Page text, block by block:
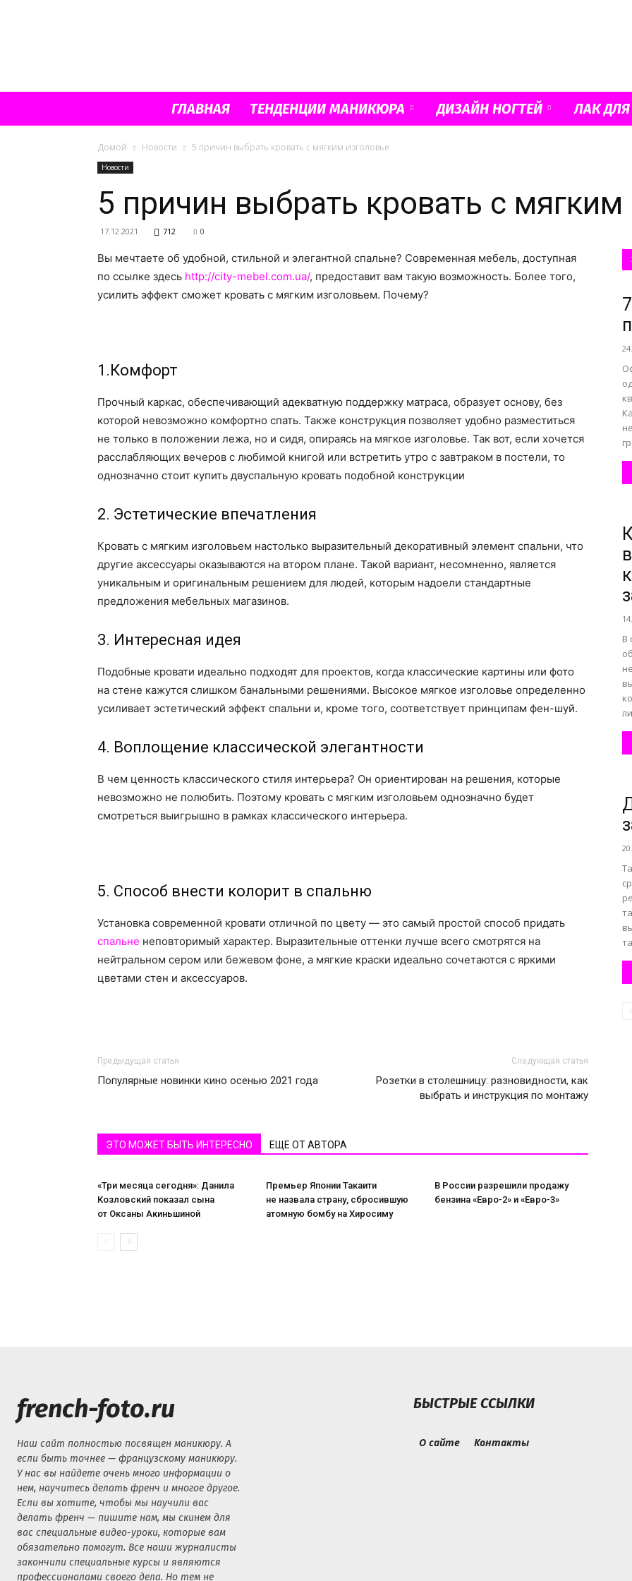
Французский
и
о
нем
ГЛАВНАЯ ТЕНДЕНЦИИ МАНИКЮРА ДИЗАЙН НОГТЕЙ ЛАК
Домой Новости 5 причин выбрать кровать с мягким изголовье
Новости
5 причин выбрать кровать с мягким
17.12.2021 712 0
Вы мечтаете об удобной, стильной и элегантной спальне? Современная мебель, доступная
по ссылке здесь http://city-mebel.com.ua/, предоставит вам такую возможность. Более того,
усилить эффект сможет кровать с мягким изголовьем. Почему?
1.Комфорт
Прочный каркас, обеспечивающий адекватную поддержку матраса, образует основу, без
которой невозможно комфортно спать. Также конструкция позволяет удобно разместиться
не только в положении лежа, но и сидя, опираясь на мягкое изголовье. Так вот, если хочется
расслабляющих вечеров с любимой книгой или встретить утро с завтраком в постели, то
однозначно стоит купить двуспальную кровать подобной конструкции
2. Эстетические впечатления
Кровать с мягким изголовьем настолько выразительный декоративный элемент спальни, что
другие аксессуары оказываются на втором плане. Такой вариант, несомненно, является
уникальным и оригинальным решением для людей, которым надоели стандартные
предложения мебельных магазинов.
3. Интересная идея
Подобные кровати идеально подходят для проектов, когда классические картины или фото
на стене кажутся слишком банальными решениями. Высокое мягкое изголовье определенно
усиливает эстетический эффект спальни и, кроме того, соответствует принципам фен-шуй.
4. Воплощение классической элегантности
В чем ценность классического стиля интерьера? Он ориентирован на решения, которые
невозможно не полюбить. Поэтому кровать с мягким изголовьем однозначно будет
смотреться выигрышно в рамках классического интерьера.
5. Способ внести колорит в спальню
Установка современной кровати отличной по цвету — это самый простой способ придать
спальне неповторимый характер. Выразительные оттенки лучше всего смотрятся на
нейтральном сером или бежевом фоне, а мягкие краски идеально сочетаются с яркими
цветами стен и аксессуаров.
Предыдущая статья
Популярные новинки кино осенью 2021 года
Следующая статья
Розетки в столешницу: разновидности, как
выбрать и инструкция по монтажу
ЭТО МОЖЕТ БЫТЬ ИНТЕРЕСНО ЕЩЕ ОТ АВТОРА
«Три месяца сегодня»: Данила
Козловский показал сына
от Оксаны Акиньшиной
Премьер Японии Такаити
не назвала страну, сбросившую
атомную бомбу на Хиросиму
В России разрешили продажу
бензина «Евро-2» и «Евро-3»
В
french-foto.ru
Наш сайт полностью посвящен маникюру. А
если быть точнее — французскому маникюру.
У нас вы найдете очень много информации о
нем, научитесь делать френч и многое другое.
Если вы хотите, чтобы мы научили вас
делать френч — пишите нам, мы скинем для
вас специальные видео-уроки, которые вам
обязательно помогут. Все наши журналисты
закончили специальные курсы и являются
профессионалами своего дела. Но тем не
БЫСТРЫЕ ССЫЛКИ
О сайте Контакты